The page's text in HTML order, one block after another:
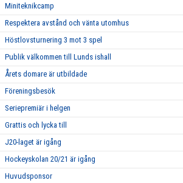
Miniteknikcamp
Respektera avstånd och vänta utomhus
Höstlovsturnering 3 mot 3 spel
Publik välkommen till Lunds ishall
Årets domare är utbildade
Föreningsbesök
Seriepremiär i helgen
Grattis och lycka till
J20-laget är igång
Hockeyskolan 20/21 är igång
Huvudsponsor